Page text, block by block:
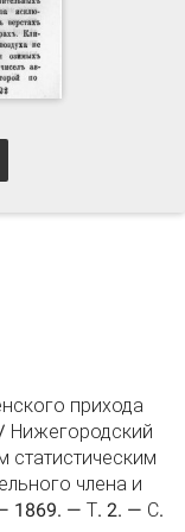
прихода
Нижегородский
члена и
1869. — Т. 2. — С.